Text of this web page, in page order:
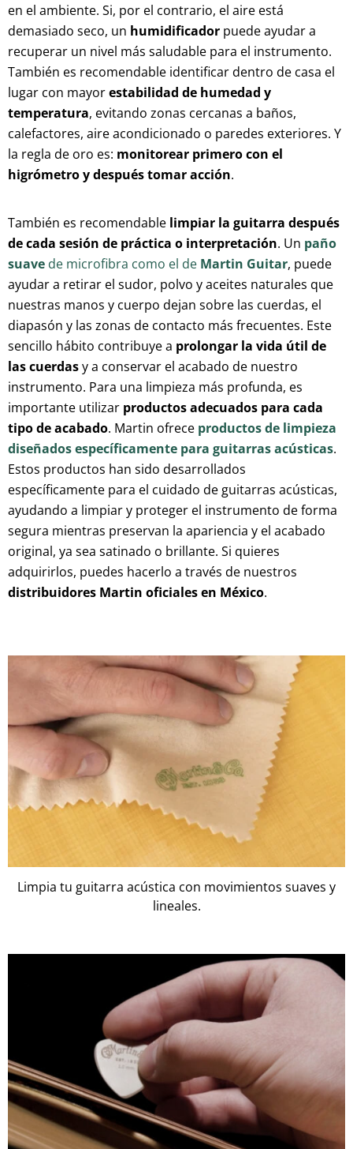
en el ambiente. Si, por el contrario, el aire está
demasiado seco, un humidificador puede ayudar a
recuperar un nivel más saludable para el instrumento.
También es recomendable identificar dentro de casa el
lugar con mayorestabilidad de humedad y
temperatura, evitando zonas cercanas a baños,
calefactores, aire acondicionado o paredes exteriores. Y
la regla de oro es: monitorear primero con el
higrómetro y después tomar acción.
También es recomendable limpiar la guitarra después
de cada sesión de práctica o interpretación. Un paño
suave de microfibra como el de Martin Guitar, puede
ayudar a retirar el sudor, polvo y aceites naturales que
nuestras manos y cuerpo dejan sobre las cuerdas, el
diapasón y las zonas de contacto más frecuentes. Este
sencillo hábito contribuye a prolongar la vida útil de
las cuerdasy a conservar el acabado de nuestro
instrumento. Para una limpieza más profunda, es
importante utilizar productos adecuados para cada
tipo de acabado. Martin ofrece productos de limpieza
diseñados específicamente para guitarras acústicas.
Estos productos han sido desarrollados
específicamente para el cuidado de guitarras acústicas,
ayudando a limpiar y proteger el instrumento de forma
segura mientras preservan la apariencia y el acabado
original, ya sea satinado o brillante. Si quieres
adquirirlos, puedes hacerlo a través de nuestros
distribuidores Martin oficiales en México.
Limpia tu guitarra acústica con movimientos suaves y
lineales.